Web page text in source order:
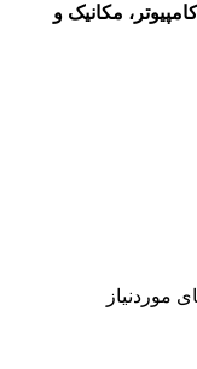
مکانیک و
موردنیاز